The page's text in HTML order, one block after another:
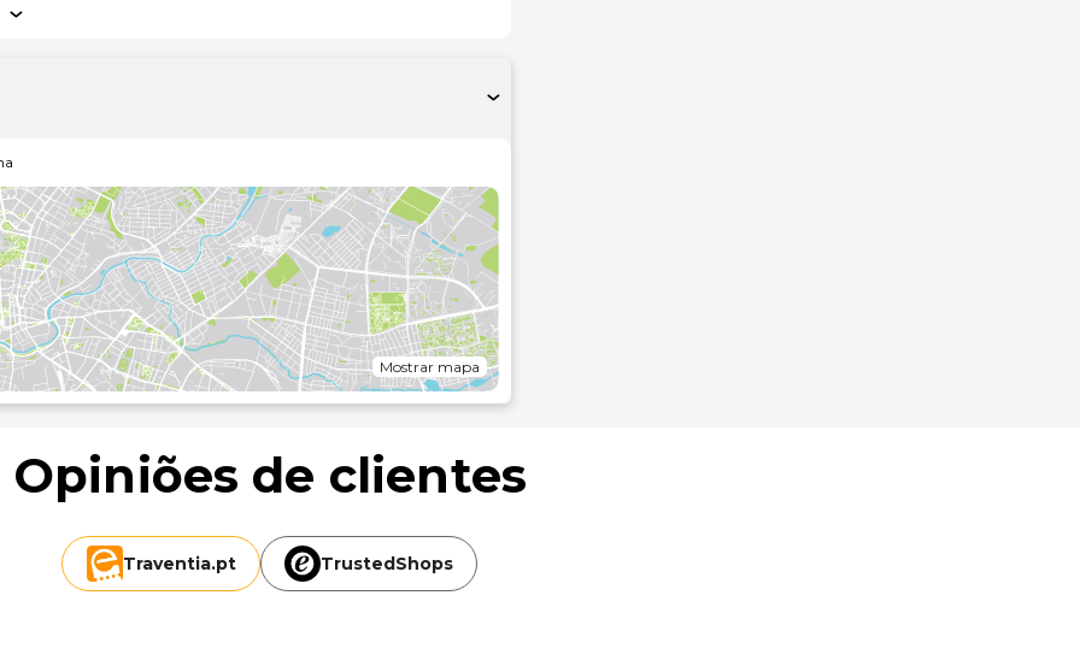
279 duplos e 6 suites. Contempla um generoso hall
das salas de conferências, da sala para jogos e do
para crianças) poderão deliciar-se com iguarias
e assistência médica mediante pedido, assim como
elegantes quartos com vista para o mar dispõem
ligação direta, televisão via satélitecabo, minibar, ar
terraço.
Mostrar mapa
Opiniões de clientes
Traventia.pt TrustedShops